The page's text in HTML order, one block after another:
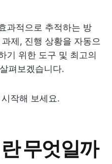
과적으로 추적하는 방
제, 진행 상황을 자동으
기 위한 도구 및 최고의
펴보겠습니다.
작해 보세요.
무엇일까